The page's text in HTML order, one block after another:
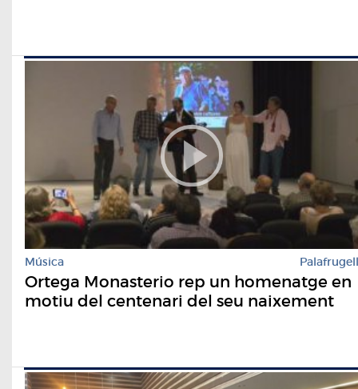
Música Palafrugell
Ortega Monasterio rep un homenatge en
motiu del centenari del seu naixement